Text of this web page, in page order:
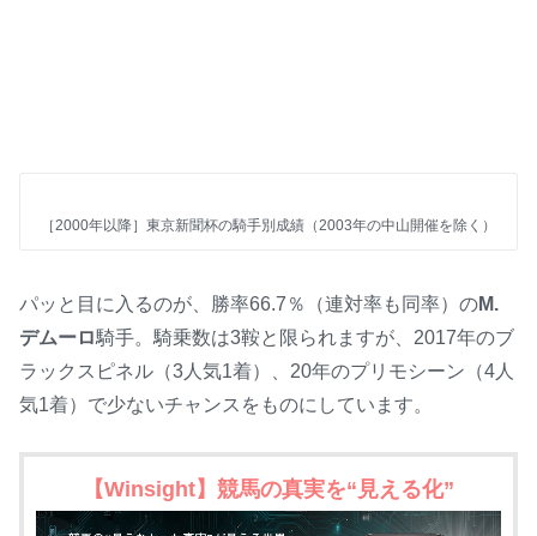
［2000年以降］東京新聞杯の騎手別成績（2003年の中山開催を除く）
パッと目に入るのが、勝率66.7％（連対率も同率）のM.
デムーロ騎手。騎乗数は3鞍と限られますが、2017年のブ
ラックスピネル（3人気1着）、20年のプリモシーン（4人
気1着）で少ないチャンスをものにしています。
【Winsight】競馬の真実を“見える化”